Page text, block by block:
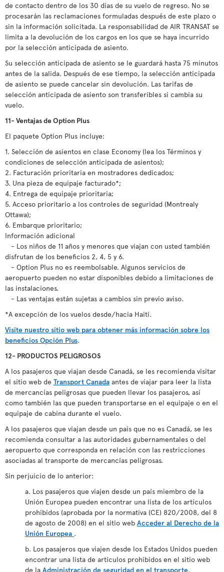
de contacto dentro de los 30 días de su vuelo de regreso. No se
procesarán las reclamaciones formuladas después de este plazo o
sin la información solicitada. La responsabilidad de AIR TRANSAT se
limita a la devolución de los cargos en los que se haya incurrido
por la selección anticipada de asiento.
Su selección anticipada de asiento se le guardará hasta 75 minutos
antes de la salida. Después de ese tiempo, la selección anticipada
de asiento se puede cancelar sin devolución. Las tarifas de
selección anticipada de asiento son transferibles si cambia su
vuelo.
11- Ventajas de Option Plus
El paquete Option Plus incluye:
1. Selección de asientos en clase Economy (lea los Términos y
condiciones de selección anticipada de asientos);
2. Facturación prioritaria en mostradores dedicados;
3. Una pieza de equipaje facturado*;
4. Entrega de equipaje prioritaria;
5. Acceso prioritario a los controles de seguridad (Montrealy
Ottawa);
6. Embarque prioritario;
Información adicional
- Los niños de 11 años y menores que viajan con usted también
disfrutan de los beneficios 2, 4, 5 y 6.
- Option Plus no es reembolsable. Algunos servicios de
aeropuerto pueden no estar disponibles debido a limitaciones de
las instalaciones.
- Las ventajas están sujetas a cambios sin previo aviso.
*A excepción de los vuelos desde/hacia Haití.
Visite nuestro sitio web para obtener más información sobre los
beneficios Opción Plus.
12- PRODUCTOS PELIGROSOS
A los pasajeros que viajan desde Canadá, se les recomienda visitar
el sitio web de Transport Canada antes de viajar para leer la lista
de mercancías peligrosas que pueden llevar los pasajeros, así
como también las que pueden transportarse en el equipaje o en el
equipaje de cabina durante el vuelo.
A los pasajeros que viajan desde un país que no es Canadá, se les
recomienda consultar a las autoridades gubernamentales o del
aeropuerto que corresponda en relación con las restricciones
asociadas al transporte de mercancías peligrosas.
Sin perjuicio de lo anterior:
a. Los pasajeros que viajen desde un país miembro de la
Unión Europea pueden encontrar una lista de los artículos
prohibidos (aprobada por la normativa (CE) 820/2008, del 8
de agosto de 2008) en el sitio web Acceder al Derecho de la
Unión Europea .
b. Los pasajeros que viajen desde los Estados Unidos pueden
encontrar una lista de artículos prohibidos en el sitio web
de la Administración de seguridad en el transporte.